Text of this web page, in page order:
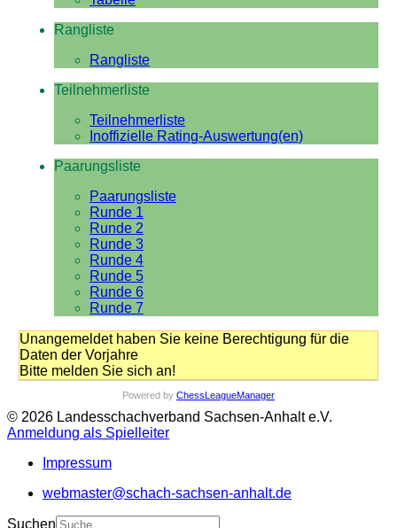
Rangliste
Rangliste
Teilnehmerliste
Teilnehmerliste
Inoffizielle Rating-Auswertung(en)
Paarungsliste
Paarungsliste
Runde 1
Runde 2
Runde 3
Runde 4
Runde 5
Runde 6
Runde 7
Unangemeldet haben Sie keine Berechtigung für die
Daten der Vorjahre
Bitte melden Sie sich an!
Powered by ChessLeagueManager
© 2026 Landesschachverband Sachsen-Anhalt e.V.
Anmeldung als Spielleiter
Impressum
webmaster@schach-sachsen-anhalt.de
Suchen